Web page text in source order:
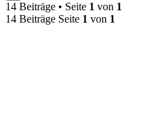
14 Beiträge • Seite 1 von 1
14 Beiträge Seite 1 von 1